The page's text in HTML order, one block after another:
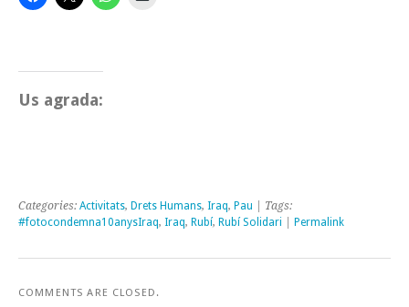
Us agrada:
Categories: Activitats, Drets Humans, Iraq, Pau | Tags:
#fotocondemna10anysIraq, Iraq, Rubí, Rubí Solidari Permalink
COMMENTS ARE CLOSED.